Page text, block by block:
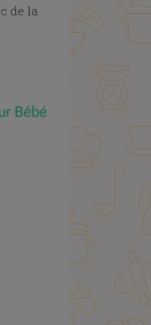
de la